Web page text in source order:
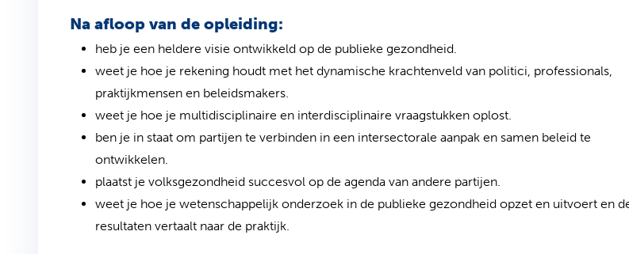
Na afloop van de opleiding:
heb je een heldere visie ontwikkeld op de publieke gezondheid.
weet je hoe je rekening houdt met het dynamische krachtenveld van politici, professionals,
praktijkmensen en beleidsmakers.
weet je hoe je multidisciplinaire en interdisciplinaire vraagstukken oplost.
ben je in staat om partijen te verbinden in een intersectorale aanpak en samen beleid te
ontwikkelen.
plaatst je volksgezondheid succesvol op de agenda van andere partijen.
weet je hoe je wetenschappelijk onderzoek in de publieke gezondheid opzet en uitvoert en
resultaten vertaalt naar de praktijk.